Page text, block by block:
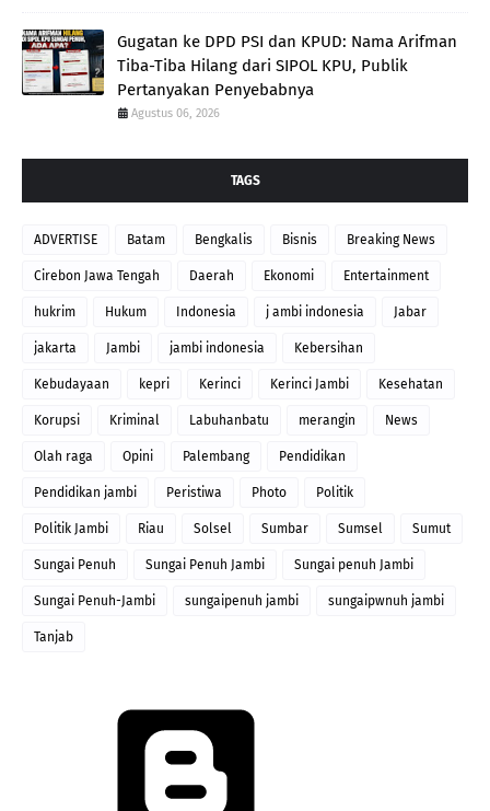
Gugatan ke DPD PSI dan KPUD: Nama Arifman
Tiba-Tiba Hilang dari SIPOL KPU, Publik
Pertanyakan Penyebabnya
Agustus 06, 2026
TAGS
ADVERTISE Batam Bengkalis Bisnis Breaking News
Cirebon Jawa Tengah Daerah Ekonomi Entertainment
hukrim Hukum Indonesia j ambi indonesia Jabar
jakarta Jambi jambi indonesia Kebersihan
Kebudayaan kepri Kerinci Kerinci Jambi Kesehatan
Korupsi Kriminal Labuhanbatu merangin News
Olah raga Opini Palembang Pendidikan
Pendidikan jambi Peristiwa Photo Politik
Politik Jambi Riau Solsel Sumbar Sumsel Sumut
Sungai Penuh Sungai Penuh Jambi Sungai penuh Jambi
Sungai Penuh-Jambi sungaipenuh jambi sungaipwnuh jambi
Tanjab